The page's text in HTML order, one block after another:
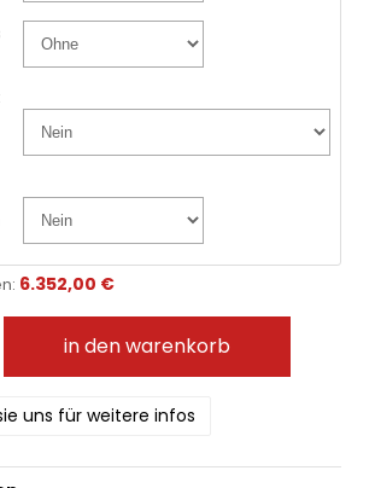
6.352,00 €
in den warenkorb
uns für weitere infos